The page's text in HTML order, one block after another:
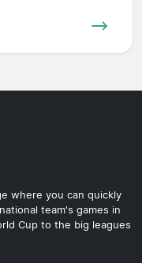
where you can quickly
team's games in
Cup to the big leagues